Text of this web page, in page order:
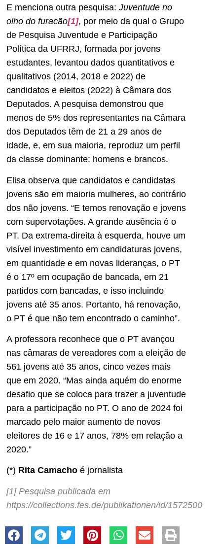
E menciona outra pesquisa: Juventude no
olho do furacão[1], por meio da qual o Grupo
de Pesquisa Juventude e Participação
Política da UFRRJ, formada por jovens
estudantes, levantou dados quantitativos e
qualitativos (2014, 2018 e 2022) de
candidatos e eleitos (2022) à Câmara dos
Deputados. A pesquisa demonstrou que
menos de 5% dos representantes na Câmara
dos Deputados têm de 21 a 29 anos de
idade, e, em sua maioria, reproduz um perfil
da classe dominante: homens e brancos.
Elisa observa que candidatos e candidatas
jovens são em maioria mulheres, ao contrário
dos não jovens. “E temos renovação e jovens
com supervotações. A grande ausência é o
PT. Da extrema-direita à esquerda, houve um
visível investimento em candidaturas jovens,
em quantidade e em novas lideranças, o PT
é o 17º em ocupação de bancada, em 21
partidos com bancadas, e isso incluindo
jovens até 35 anos. Portanto, há renovação,
o PT é que não tem encontrado o caminho”.
A professora reconhece que o PT avançou
nas câmaras de vereadores com a eleição de
561 jovens até 35 anos, cinco vezes mais
que em 2020. “Mas ainda aquém do enorme
desafio que se coloca para trazer a juventude
para a participação no PT. O ano de 2024 foi
marcado pelo maior aumento de novos
eleitores de 16 e 17 anos, 78% em relação a
2020.”
(*) Rita Camacho é jornalista
[1]Pesquisa publicada em
https://collections.fes.de/publikationen/id/1572500